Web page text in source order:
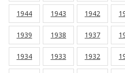
1944 1943 1942
1939 1938 1937
1934 1933 1932